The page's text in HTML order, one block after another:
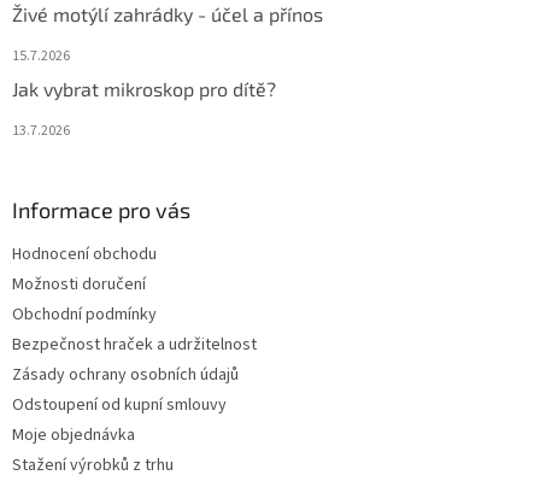
Živé motýlí zahrádky - účel a přínos
15.7.2026
Jak vybrat mikroskop pro dítě?
13.7.2026
Informace pro vás
Hodnocení obchodu
Možnosti doručení
Obchodní podmínky
Bezpečnost hraček a udržitelnost
Zásady ochrany osobních údajů
Odstoupení od kupní smlouvy
Moje objednávka
Stažení výrobků z trhu